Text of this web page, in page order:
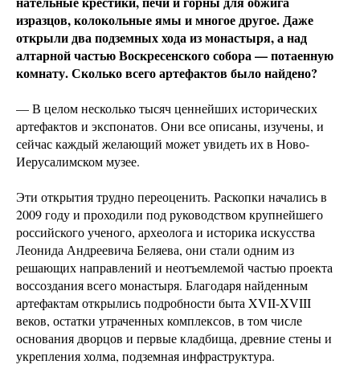
изразцов, колокольные ямы и многое другое. Даже
открыли два подземных хода из монастыря, а над
алтарной частью Воскресенского собора — потаенную
комнату. Сколько всего артефактов было найдено?
— В целом несколько тысяч ценнейших исторических
артефактов и экспонатов. Они все описаны, изучены, и
сейчас каждый желающий может увидеть их в Ново-
Иерусалимском музее.
Эти открытия трудно переоценить. Раскопки начались в
2009 году и проходили под руководством крупнейшего
российского ученого, археолога и историка искусства
Леонида Андреевича Беляева, они стали одним из
решающих направлений и неотъемлемой частью проекта
воссоздания всего монастыря. Благодаря найденным
артефактам открылись подробности быта XVII-XVIII
веков, остатки утраченных комплексов, в том числе
основания дворцов и первые кладбища, древние стены и
укрепления холма, подземная инфраструктура.